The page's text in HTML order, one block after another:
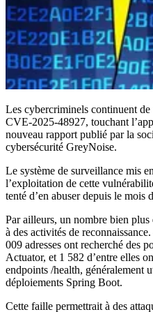
Les cybercriminels continuent
CVE-2025-48927, touchant
nouveau rapport publié par la
cybersécurité GreyNoise.
Le système de surveillance mis
l’exploitation de cette
tenté d’en abuser depuis le mois
Par ailleurs, un nombre bien plus
à des activités de
009 adresses ont recherché des
Actuator, et 1 582 d’entre elles
endpoints /health, généralement
déploiements Spring Boot.
Cette faille permettrait à des